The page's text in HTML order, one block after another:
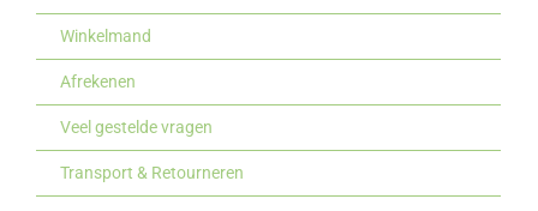
Winkelmand
Afrekenen
Veel gestelde vragen
Transport & Retourneren